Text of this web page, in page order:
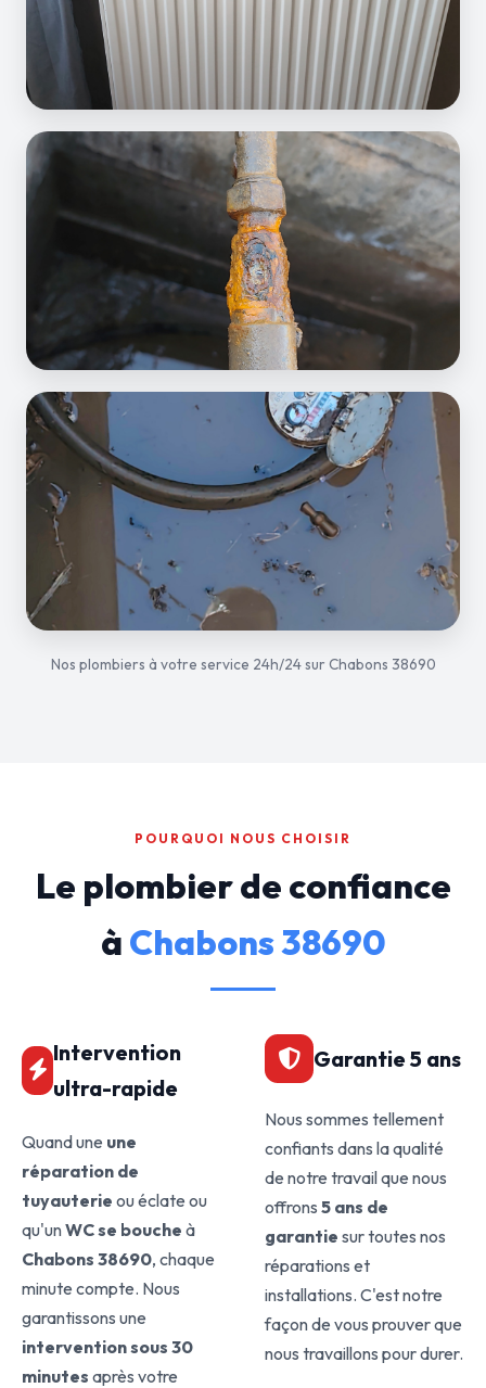
Nos plombiers à votre service 24h/24 sur Chabons 38690
POURQUOI NOUS CHOISIR
Le plombier de confiance
à Chabons 38690
Intervention
ultra-rapide
Quand une une
réparation de
tuyauterie ou éclate ou
qu'unWC se bouche à
Chabons 38690, chaque
minute compte. Nous
garantissons une
intervention sous 30
minutes après votre
Garantie 5 ans
Nous sommes tellement
confiants dans la qualité
de notre travail que nous
offrons 5 ans de
garantie sur toutes nos
réparations et
installations. C'est notre
façon de vous prouver que
nous travaillons pour durer.